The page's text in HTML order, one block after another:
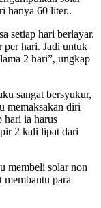
hanya 60 liter..
setiap hari berlayar.
per hari. Jadi untuk
2 hari”, ungkap
sangat bersyukur,
memaksakan diri
hari ia harus
2 kali lipat dari
membeli solar non
para